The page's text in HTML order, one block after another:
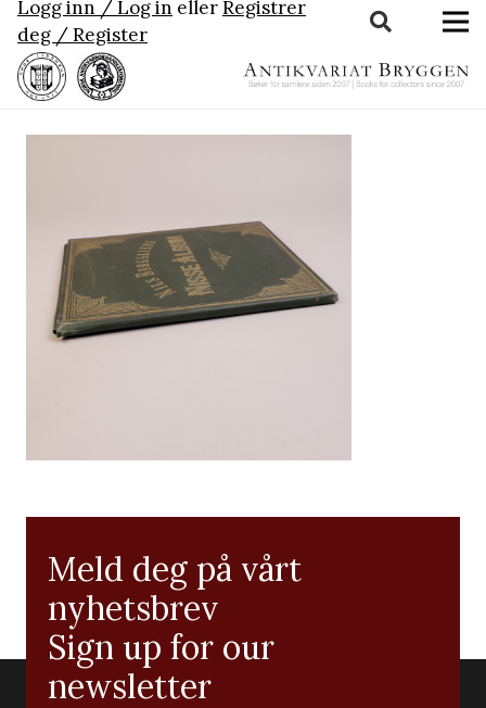
Logg inn / Log in ellerRegistrer
deg / Register
Meld deg på vårt
nyhetsbrev
Sign up for our
newsletter